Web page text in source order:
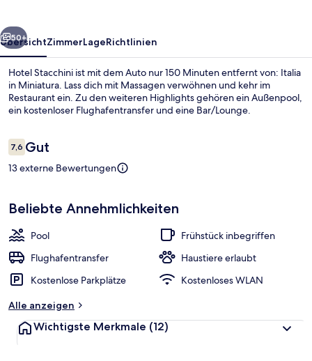
Weiter
50+
ÜbersichtZimmerLageRichtlinien
Hotel Stacchini ist mit dem Auto nur 150 Minuten entfernt von: Italia
in Miniatura. Lass dich mit Massagen verwöhnen und kehr im
Restaurant ein. Zu den weiteren Highlights gehören ein Außenpool,
ein kostenloser Flughafentransfer und eine Bar/Lounge.
Bewertungen
7,67,6 von 10.
Gut
13 externe Bewertungen
Beliebte Annehmlichkeiten
Pool
Frühstück inbegriffen
Flughafentransfer
Haustiere erlaubt
Kostenlose Parkplätze
Kostenloses WLAN
Alle anzeigen
Wichtigste Merkmale (12)